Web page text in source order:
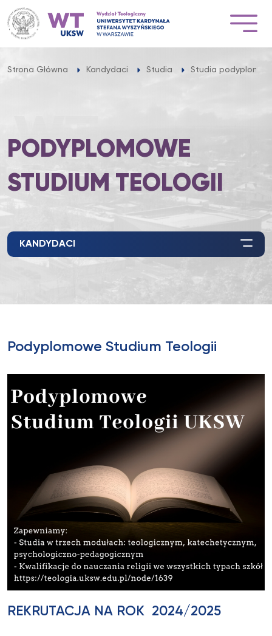
Przejdź
do
treści
Strona Główna Kandydaci Studia Studia
PODYPLOMOWE
STUDIUM TEOLOGII
KANDYDACI
Podyplomowe Studium Teologii
REKRUTACJA NA ROK 2024/2025